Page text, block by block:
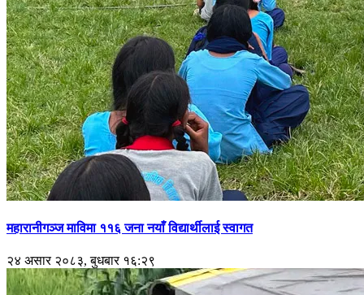
महारानीगञ्ज माविमा ११६ जना नयाँ विद्यार्थीलाई स्वागत
२४ असार २०८३, बुधबार १६:२९